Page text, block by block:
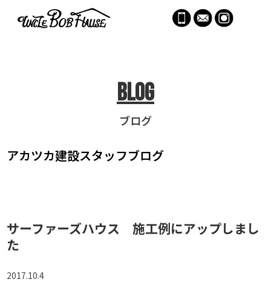
Blog
ブログ
アカツカ建設スタッフブログ
サーファーズハウス 施工例にアップしまし
た
2017.10.4